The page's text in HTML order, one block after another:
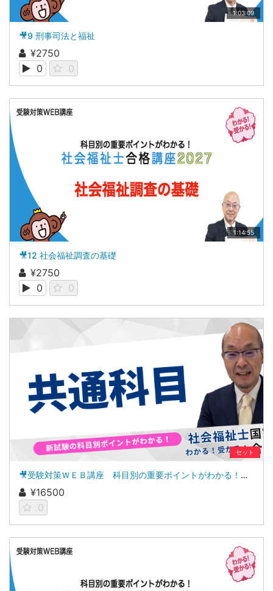
1:03:09
🎥9 刑事司法と福祉
¥2750
0
0
1:14:55
🎥12 社会福祉調査の基礎
¥2750
0
0
セット
🎥受験対策ＷＥＢ講座 科目別の重要ポイントがわかる！社会福祉士合格講座２０２７（共通科目セット）
¥16500
0